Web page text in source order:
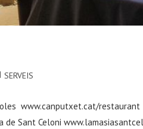
SERVEIS
www.canputxet.cat/
de Sant Celoni